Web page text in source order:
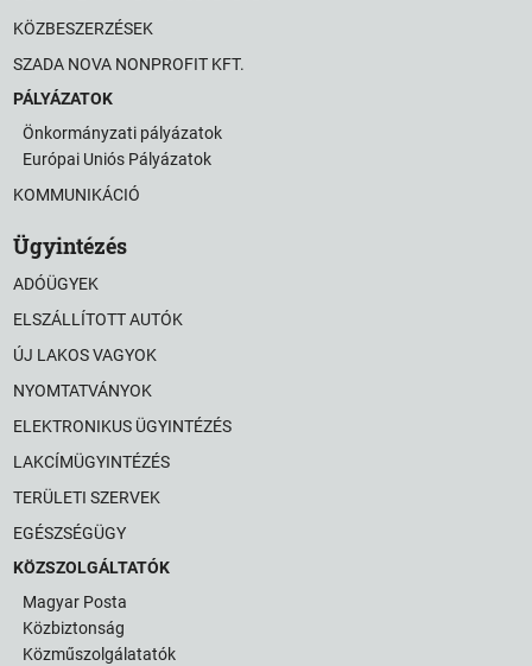
KÖZBESZERZÉSEK
SZADA NOVA NONPROFIT KFT.
PÁLYÁZATOK
Önkormányzati pályázatok
Európai Uniós Pályázatok
KOMMUNIKÁCIÓ
Ügyintézés
ADÓÜGYEK
ELSZÁLLÍTOTT AUTÓK
ÚJ LAKOS VAGYOK
NYOMTATVÁNYOK
ELEKTRONIKUS ÜGYINTÉZÉS
LAKCÍMÜGYINTÉZÉS
TERÜLETI SZERVEK
EGÉSZSÉGÜGY
KÖZSZOLGÁLTATÓK
Magyar Posta
Közbiztonság
Közműszolgálatatók